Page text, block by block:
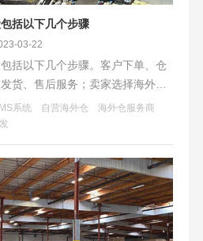
括以下几个步骤
03-22
括以下几个步骤。客户下单、仓
货、售后服务；卖家选择海外仓
。海外仓一件代发是针对海外市
进行深入了解，包括当地的消费
系统 自营海外仓
海外仓服务商